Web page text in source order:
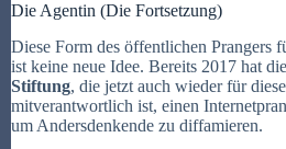
Die Agentin (Die Fortsetzung)
Diese Form des öffentlichen Prangers
ist keine neue Idee. Bereits 2017 hat die
Stiftung, die jetzt auch wieder für
mitverantwortlich ist, einen
um Andersdenkende zu diffamieren.